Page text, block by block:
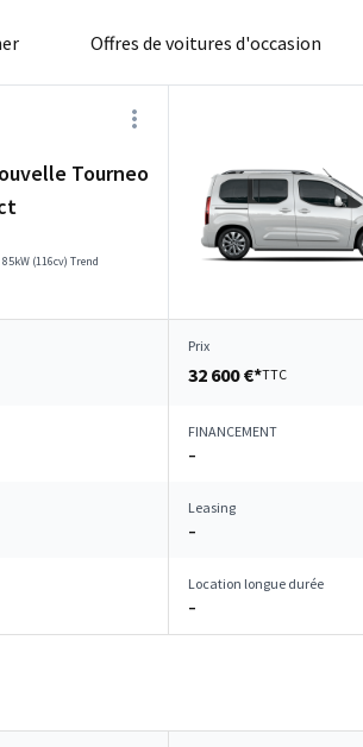
Offres de voitures d'occasion
Tourneo
(116cv) Trend
Prix
32 600 €*TTC
FINANCEMENT
–
Leasing
–
Location longue durée
–